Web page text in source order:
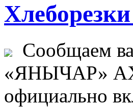
Сообщаем
«ЯНЫЧАР»
официально